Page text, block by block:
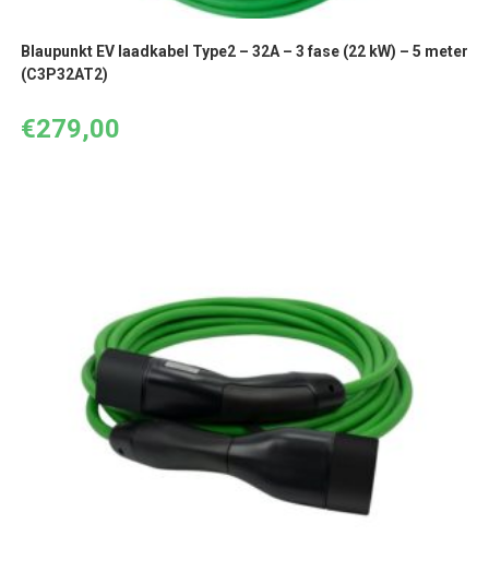
Blaupunkt EV laadkabel Type2 – 32A – 3 fase (22 kW) – 5 meter
(C3P32AT2)
€279,00